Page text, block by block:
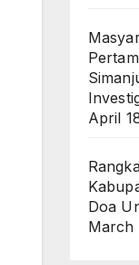
April
Doa
March